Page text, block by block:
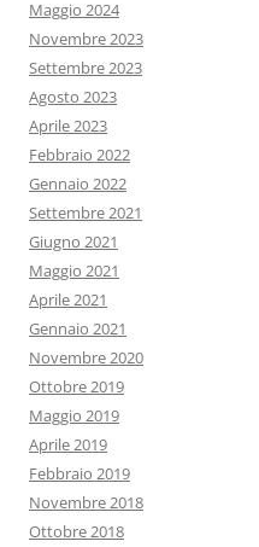
Maggio 2024
Novembre 2023
Settembre 2023
Agosto 2023
Aprile 2023
Febbraio 2022
Gennaio 2022
Settembre 2021
Giugno 2021
Maggio 2021
Aprile 2021
Gennaio 2021
Novembre 2020
Ottobre 2019
Maggio 2019
Aprile 2019
Febbraio 2019
Novembre 2018
Ottobre 2018